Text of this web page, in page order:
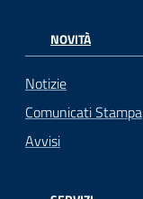
NOVITÀ
Notizie
Comunicati Stampa
Avvisi